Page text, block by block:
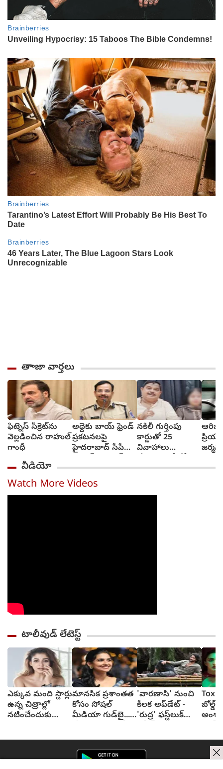
తాాజా వార్తలు
ఫిట్నెస్ సీక్రెట్‌ను
వెల్లడించిన రాహుల్
గాంధీ
అద్దెకు బాయ్‌ ఫ్రెండ్‌
ప్రకటనలపై
హైదరాబాద్ సీపీ
నకిలీ గుర్తింపు
కార్డుతో 25
వివాహాలు
ఎమ్మెల్యే అల్లుడు
వీడియో
Watch More Videos
టాలీవుడ్ లేటెస్ట్
ఎక్కువ మంది స్టార్లు
ఉన్న చిత్రాల్లో
నటించేందుకు
మానసిక ప్రశాంతత
కోసం సోషల్
మీడియా గుడ్‌బై...
'వారణాసి' నుంచి
కీలక అప్‌డేట్ -
'రుద్ర' ఫస్ట్‌లుక్
బోల్డ్,